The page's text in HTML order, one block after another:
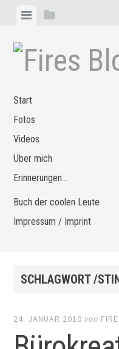
Zum
springen
MenüSeitenleiste
Start
Fotos
Videos
Über mich
Erinnerungen…
Buch der coolen Leute
Impressum / Imprint
SCHLAGWORT /
24. JANUAR 2010 von